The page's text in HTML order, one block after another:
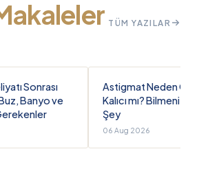
TÜM YAZILAR
Sonrası
Banyo ve
Astigmat Neden
Kalıcı mı? Bilmeniz
Şey
06 Aug 2026